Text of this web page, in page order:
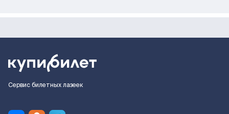
Сервис билетных лазеек